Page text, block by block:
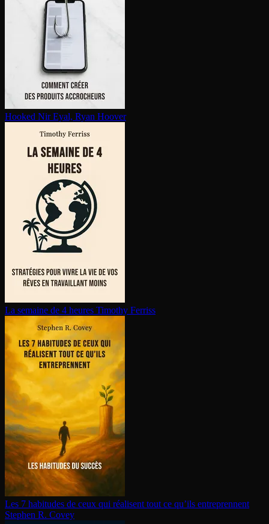
Hooked Nir Eyal, Ryan Hoover
La semaine de 4 heures Timothy Ferriss
Les 7 habitudes de ceux qui réalisent tout ce qu’ils en­tre­prennent
Stephen R. Covey